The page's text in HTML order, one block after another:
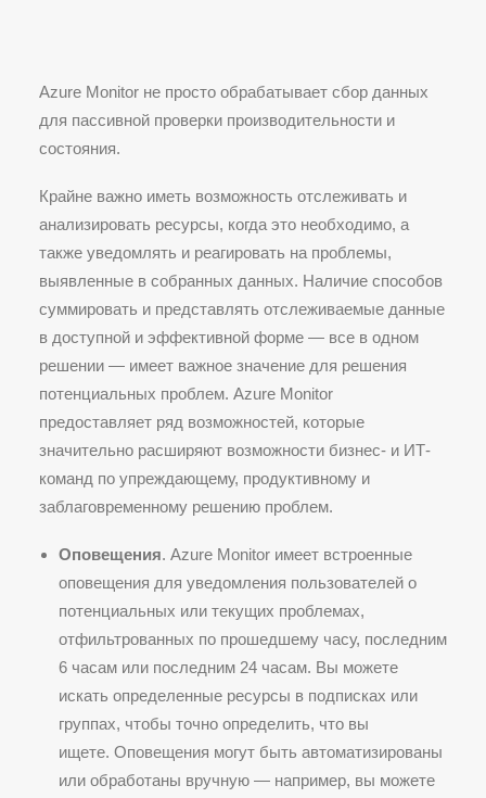
Azure Monitor не просто обрабатывает сбор данных
для пассивной проверки производительности и
состояния.
Крайне важно иметь возможность отслеживать и
анализировать ресурсы, когда это необходимо, а
также уведомлять и реагировать на проблемы,
выявленные в собранных данных. Наличие способов
суммировать и представлять отслеживаемые данные
в доступной и эффективной форме — все в одном
решении — имеет важное значение для решения
потенциальных проблем. Azure Monitor
предоставляет ряд возможностей, которые
значительно расширяют возможности бизнес- и ИТ-
команд по упреждающему, продуктивному и
заблаговременному решению проблем.
Оповещения. Azure Monitor имеет встроенные
оповещения для уведомления пользователей о
потенциальных или текущих проблемах,
отфильтрованных по прошедшему часу, последним
6 часам или последним 24 часам. Вы можете
искать определенные ресурсы в подписках или
группах, чтобы точно определить, что вы
ищете. Оповещения могут быть автоматизированы
или обработаны вручную — например, вы можете